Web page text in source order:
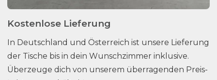
Kostenlose Lieferung
In Deutschland und Österreich ist unsere Lieferung
der Tische bis in dein Wunschzimmer inklusive.
Überzeuge dich von unserem überragenden Preis-